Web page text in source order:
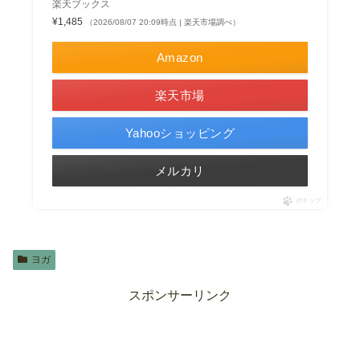
楽天ブックス
¥1,485
（2026/08/07 20:09時点 | 楽天市場調べ）
Amazon
楽天市場
Yahooショッピング
メルカリ
ポチップ
ヨガ
スポンサーリンク